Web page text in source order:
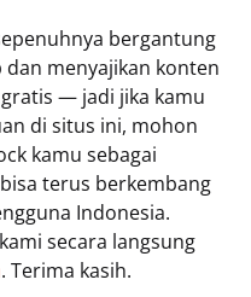
bergantung
menyajikan konten
— jadi jika kamu
di situs ini, mohon
kamu sebagai
terus berkembang
Indonesia.
secara langsung
. Terima kasih.